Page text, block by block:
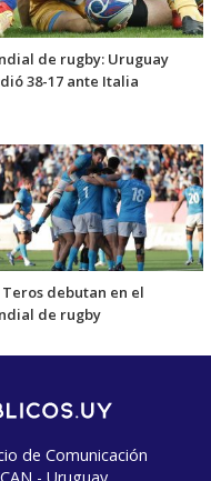
de rugby: Uruguay
38-17 ante Italia
Teros debutan en el
de rugby
de Comunicación